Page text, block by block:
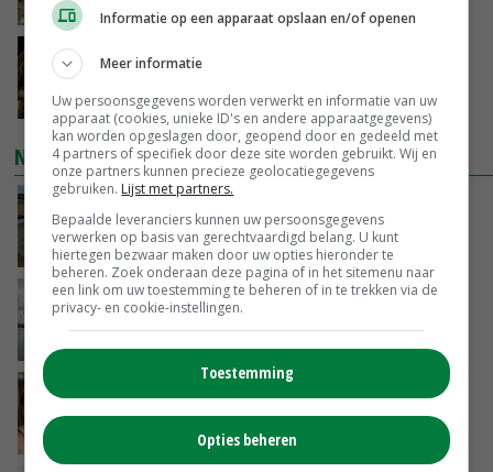
Spontane boerenacties in Twente en
VANDAAG, 14:48
NIEUWSTE VIDEO'S
Droogte veroorzaakt steeds meer problemen:
‘Bassin afgelopen week al leeg’
VANDAAG, 14:06
Koeien van enige drijvende boerderij ter
wereld zijn te koop
Danique in Canada: ‘Superveel schik gehad
tijdens stage’
Informatie op een apparaat opslaan en/of openen
Meer informatie
Uw persoonsgegevens worden verwerkt en informatie van uw
apparaat (cookies, unieke ID's en andere apparaatgegevens)
kan worden opgeslagen door, geopend door en gedeeld met
4 partners of specifiek door deze site worden gebruikt. Wij en
onze partners kunnen precieze geolocatiegegevens
gebruiken. Lijst met partners.
Bepaalde leveranciers kunnen uw persoonsgegevens
verwerken op basis van gerechtvaardigd belang. U kunt
hiertegen bezwaar maken door uw opties hieronder te
beheren. Zoek onderaan deze pagina of in het sitemenu naar
een link om uw toestemming te beheren of in te trekken via de
privacy- en cookie-instellingen.
Toestemming
Opties beheren